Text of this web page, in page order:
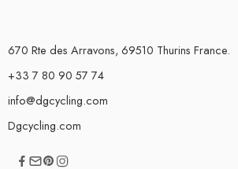
670 Rte des Arravons, 69510 Thurins France.
+33 7 80 90 57 74
info@dgcycling.com
Dgcycling.com